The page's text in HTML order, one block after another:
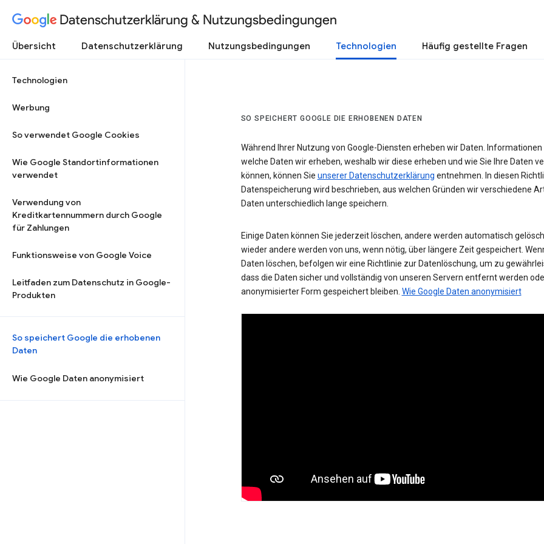
Datenschutzerklärung & Nutzungsbedingungen
Übersicht Datenschutzerklärung Nutzungsbedingungen Technologien Häufig gestellte Fragen
Technologien
Werbung
So verwendet Google Cookies
Wie Google Standortinformationen
verwendet
Verwendung von
Kreditkartennummern durch Google
für Zahlungen
Funktionsweise von Google Voice
Leitfaden zum Datenschutz in Google-
Produkten
So speichert Google die erhobenen
Daten
Wie Google Daten anonymisiert
SO SPEICHERT GOOGLE DIE ERHOBENEN DATEN
Während Ihrer Nutzung von Google-Diensten erheben wir Daten. Informationen
welche Daten wir erheben, weshalb wir diese erheben und wie Sie Ihre Daten
können, können Sie unserer Datenschutzerklärung entnehmen. In diesen
Datenspeicherung wird beschrieben, aus welchen Gründen wir verschiedene
Daten unterschiedlich lange speichern.
Einige Daten können Sie jederzeit löschen, andere werden automatisch
wieder andere werden von uns, wenn nötig, über längere Zeit gespeichert.
Daten löschen, befolgen wir eine Richtlinie zur Datenlöschung, um zu
dass die Daten sicher und vollständig von unseren Servern entfernt werden
anonymisierter Form gespeichert bleiben. Wie Google Daten anonymisiert